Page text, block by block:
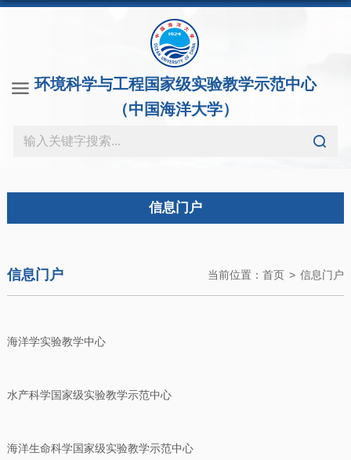
环境科学与工程国家级实验教学示范中心
（中国海洋大学）
信息门户
当前位置：首页 > 信息门户
信息门户
海洋学实验教学中心
水产科学国家级实验教学示范中心
海洋生命科学国家级实验教学示范中心